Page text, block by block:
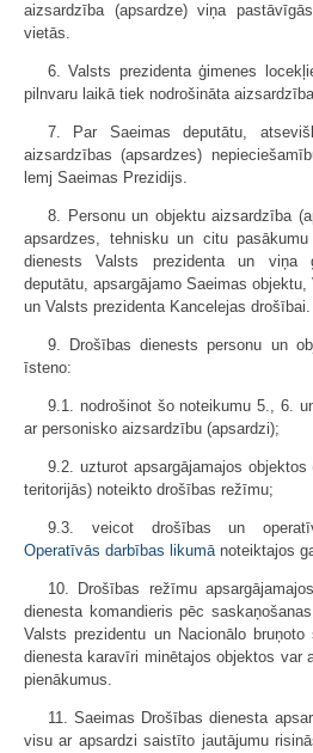
aizsardzība (apsardze) viņa
vietās.
6. Valsts prezidenta ģimenes
pilnvaru laikā tiek nodrošināta
7. Par Saeimas deputātu,
aizsardzības (apsardzes)
lemj Saeimas Prezidijs.
8. Personu un objektu aizsardzība
apsardzes, tehnisku un citu
dienests Valsts prezidenta un viņa
deputātu, apsargājamo Saeimas
un Valsts prezidenta Kancelejas drošībai.
9. Drošības dienests personu un
īsteno:
9.1. nodrošinot šo noteikumu 5., 6.
ar personisko aizsardzību (apsardzi);
9.2. uzturot apsargājamajos
teritorijās) noteikto drošības režīmu;
9.3. veicot drošības un
Operatīvās darbības likumānoteiktajos
10. Drošības režīmu
dienesta komandieris pēc
Valsts prezidentu un Nacionālo
dienesta karavīri minētajos objektos var
pienākumus.
11. Saeimas Drošības dienesta
visu ar apsardzi saistīto jautājumu